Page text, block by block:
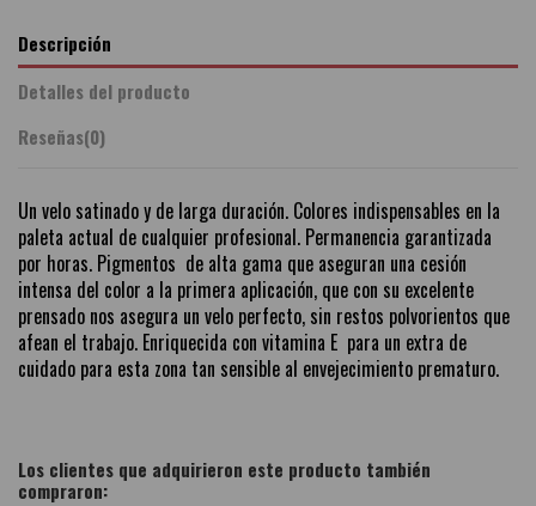
Descripción
Detalles del producto
Reseñas(0)
Un velo satinado y de larga duración. Colores indispensables en la
paleta actual de cualquier profesional. Permanencia garantizada
por horas. Pigmentos de alta gama que aseguran una cesión
intensa del color a la primera aplicación, que con su excelente
prensado nos asegura un velo perfecto, sin restos polvorientos que
afean el trabajo. Enriquecida con vitamina E para un extra de
cuidado para esta zona tan sensible al envejecimiento prematuro.
Los clientes que adquirieron este producto también
compraron: